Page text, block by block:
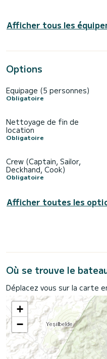
Afficher tous les
Options
Equipage (5 personnes)
Obligatoire
Nettoyage de fin de
location
Obligatoire
Crew (Captain, Sailor,
Deckhand, Cook)
Obligatoire
Afficher toutes les
Où se trouve le
Déplacez vous sur la carte
+
−